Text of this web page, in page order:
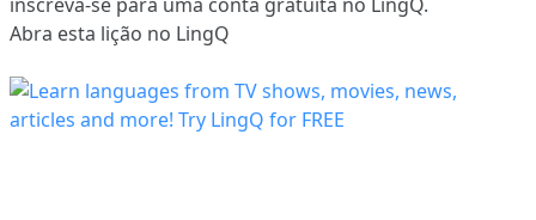
Abra esta lição no LingQ